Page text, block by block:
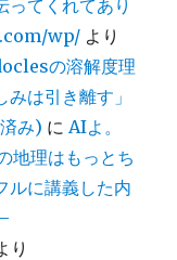
ってくれてあり
wp/ より
の溶解度理
は引き離す」
み) に AIよ。
地理はもっとち
ルに講義した内
り